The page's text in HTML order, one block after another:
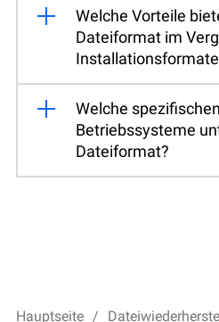
Welche Vorteile
Dateiformat im
Welche
Betriebssysteme
Dateiformat?
Hauptseite